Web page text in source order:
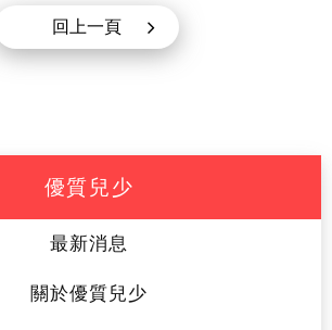
回上一頁
優質兒少
最新消息
關於優質兒少